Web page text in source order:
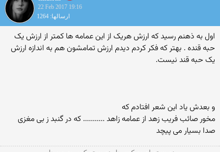
22 Feb 2017 19:16
ارسالها: 1264
اول به ذهنم رسید که ارزش هریک از این عمامه ها کمتر از ارزش یک
حبه قنده . بهتر که فکر کردم دیدم ارزش تمامشون هم به اندازه ارزش
یک حبه قند نیست.
و بعدش یاد این شعر افتادم که
مخور صائب فریب زهد از عمامه زاهد ........... که در گنبد ز بی مغزی
صدا بسیار می پیچد